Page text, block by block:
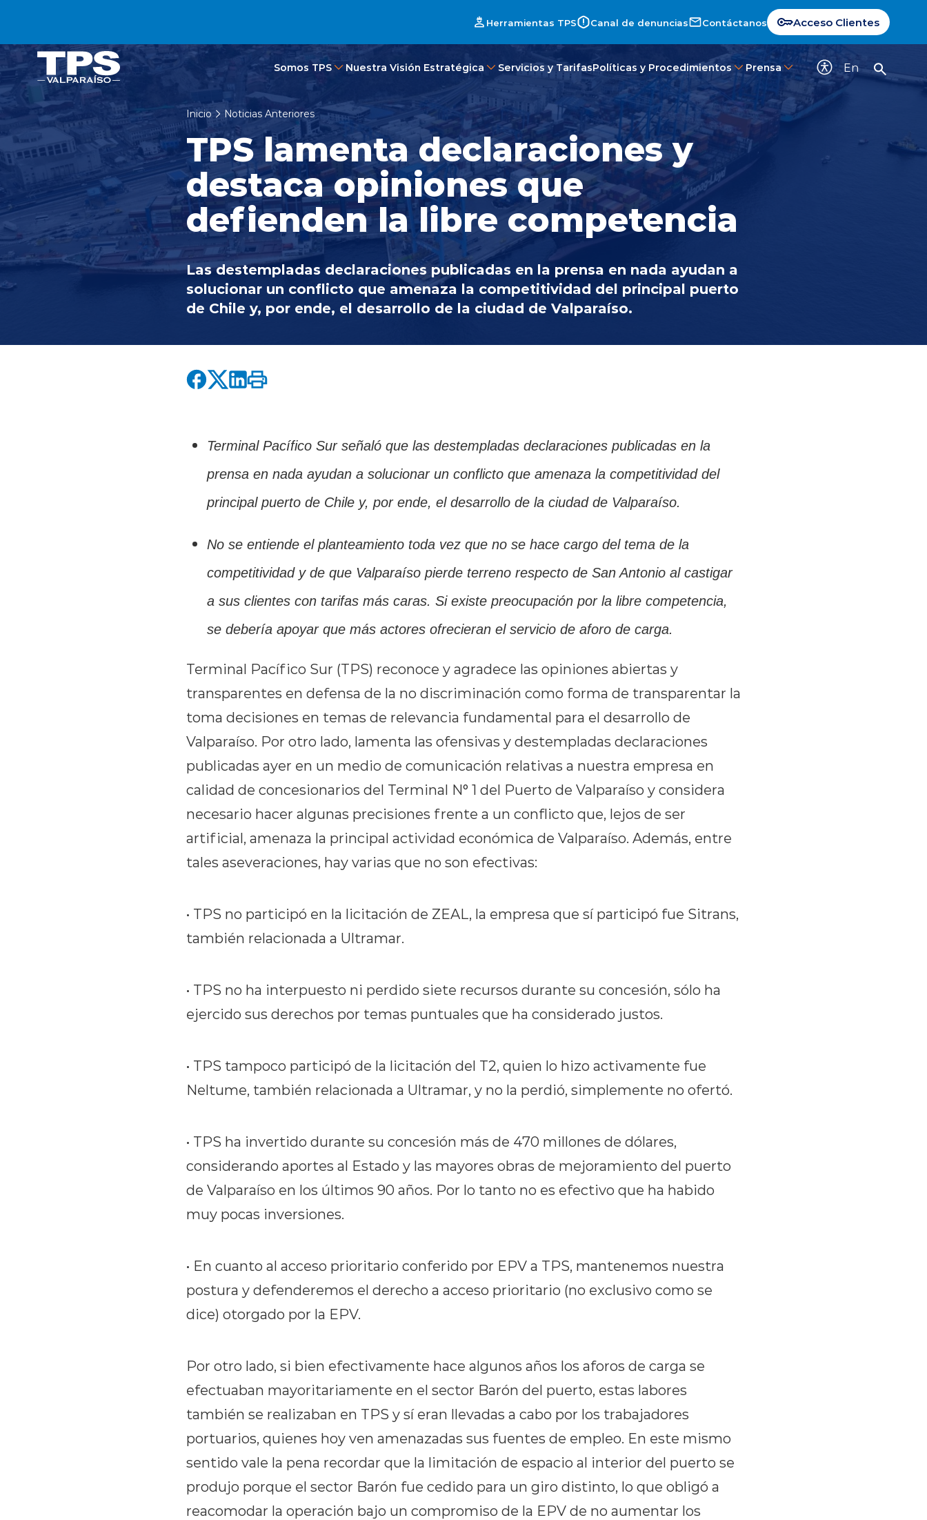
Herramientas TPS Canal de denuncias Contáctanos Acceso Clientes
Somos TPS Nuestra Visión Estratégica Servicios y TarifasPolíticas y Procedimientos Prensa En
Inicio Noticias Anteriores
TPS lamenta declaraciones y
destaca opiniones que
defienden la libre competencia
Las destempladas declaraciones publicadas en la prensa en nada ayudan a
solucionar un conflicto que amenaza la competitividad del principal puerto
de Chile y, por ende, el desarrollo de la ciudad de Valparaíso.
Terminal Pacífico Sur señaló que las destempladas declaraciones publicadas en la
prensa en nada ayudan a solucionar un conflicto que amenaza la competitividad del
principal puerto de Chile y, por ende, el desarrollo de la ciudad de Valparaíso.
No se entiende el planteamiento toda vez que no se hace cargo del tema de la
competitividad y de que Valparaíso pierde terreno respecto de San Antonio al castigar
a sus clientes con tarifas más caras. Si existe preocupación por la libre competencia,
se debería apoyar que más actores ofrecieran el servicio de aforo de carga.
Terminal Pacífico Sur (TPS) reconoce y agradece las opiniones abiertas y
transparentes en defensa de la no discriminación como forma de transparentar la
toma decisiones en temas de relevancia fundamental para el desarrollo de
Valparaíso. Por otro lado, lamenta las ofensivas y destempladas declaraciones
publicadas ayer en un medio de comunicación relativas a nuestra empresa en
calidad de concesionarios del Terminal N° 1 del Puerto de Valparaíso y considera
necesario hacer algunas precisiones frente a un conflicto que, lejos de ser
artificial, amenaza la principal actividad económica de Valparaíso. Además, entre
tales aseveraciones, hay varias que no son efectivas:
• TPS no participó en la licitación de ZEAL, la empresa que sí participó fue Sitrans,
también relacionada a Ultramar.
• TPS no ha interpuesto ni perdido siete recursos durante su concesión, sólo ha
ejercido sus derechos por temas puntuales que ha considerado justos.
• TPS tampoco participó de la licitación del T2, quien lo hizo activamente fue
Neltume, también relacionada a Ultramar, y no la perdió, simplemente no ofertó.
• TPS ha invertido durante su concesión más de 470 millones de dólares,
considerando aportes al Estado y las mayores obras de mejoramiento del puerto
de Valparaíso en los últimos 90 años. Por lo tanto no es efectivo que ha habido
muy pocas inversiones.
• En cuanto al acceso prioritario conferido por EPV a TPS, mantenemos nuestra
postura y defenderemos el derecho a acceso prioritario (no exclusivo como se
dice) otorgado por la EPV.
Por otro lado, si bien efectivamente hace algunos años los aforos de carga se
efectuaban mayoritariamente en el sector Barón del puerto, estas labores
también se realizaban en TPS y sí eran llevadas a cabo por los trabajadores
portuarios, quienes hoy ven amenazadas sus fuentes de empleo. En este mismo
sentido vale la pena recordar que la limitación de espacio al interior del puerto se
produjo porque el sector Barón fue cedido para un giro distinto, lo que obligó a
reacomodar la operación bajo un compromiso de la EPV de no aumentar los